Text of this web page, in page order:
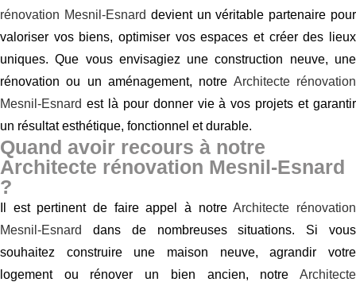
rénovation Mesnil-Esnard devient un véritable partenaire pour
valoriser vos biens, optimiser vos espaces et créer des lieux
uniques. Que vous envisagiez une construction neuve, une
rénovation ou un aménagement, notre Architecte rénovation
Mesnil-Esnard est là pour donner vie à vos projets et garantir
un résultat esthétique, fonctionnel et durable.
Quand avoir recours à notre
Architecte rénovation Mesnil-Esnard
?
Il est pertinent de faire appel à notreArchitecte rénovation
Mesnil-Esnard
dans de nombreuses situations. Si vous
souhaitez construire une maison neuve, agrandir votre
logement ou rénover un bien ancien, notre Architecte